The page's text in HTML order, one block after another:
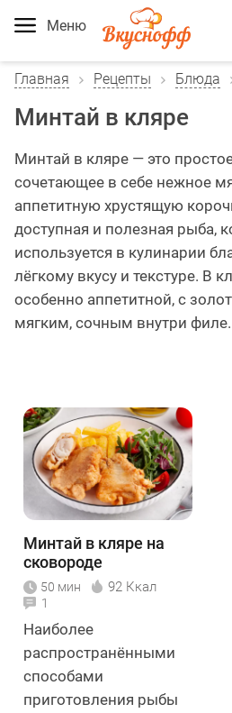
Меню
Главная Рецепты Блюда
Минтай в кляре
Минтай в кляре — это
сочетающее в себе нежное
аппетитную хрустящую
доступная и полезная рыба,
используется в кулинарии
лёгкому вкусу и текстуре. В
особенно аппетитной, с
мягким, сочным внутри филе.
Минтай в кляре на
сковороде
50 мин 92 Ккал
1
Наиболее
распространёнными
способами
приготовления рыбы